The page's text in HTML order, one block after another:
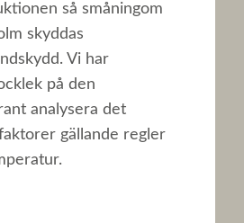
så småningom
skyddas
Vi har
på den
analysera det
gällande regler